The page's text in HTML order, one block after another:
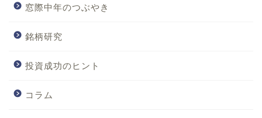
窓際中年のつぶやき
銘柄研究
投資成功のヒント
コラム